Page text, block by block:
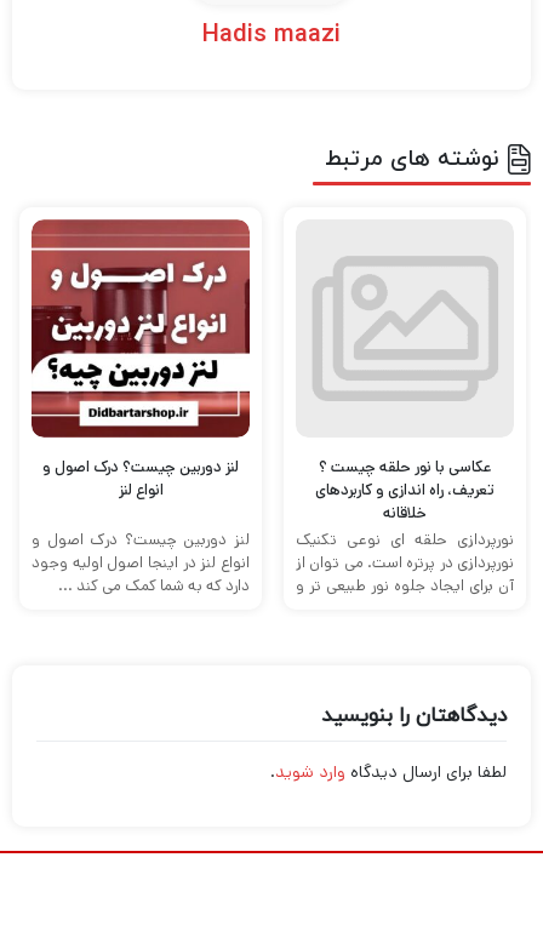
Hadis maazi
نوشته های مرتبط
عکاسی با نور حلقه چیست ؟
تعریف، راه اندازی و کاربردهای
خلاقانه
نورپردازی حلقه ای نوعی تکنیک
نورپردازی در پرتره است. می توان از
آن برای ایجاد جلوه نور طبیعی تر و
لنز دوربین چیست؟ درک اصول و
انواع لنز
لنز دوربین چیست؟ درک اصول و
انواع لنز در اینجا اصول اولیه وجود
دارد که به شما کمک می کند ...
دیدگاهتان را بنویسید
لطفا برای ارسال دیدگاه وارد شوید.